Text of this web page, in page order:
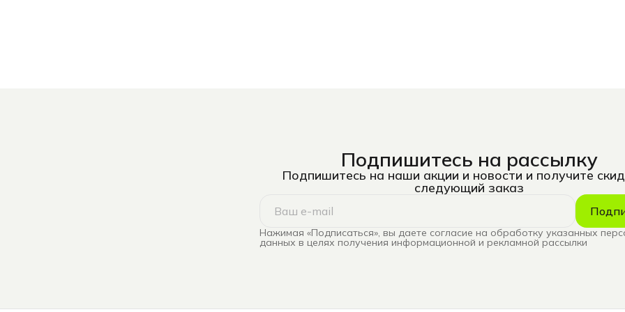
Подпишитесь на рассылку
Подпишитесь на наши акции и новости и получите
следующий заказ
Нажимая «Подписаться», вы даете согласие на обработку указанных
данных в целях получения информационной и рекламной рассылки